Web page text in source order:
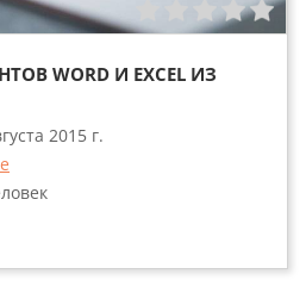
WORD И EXCEL ИЗ
2015 г.